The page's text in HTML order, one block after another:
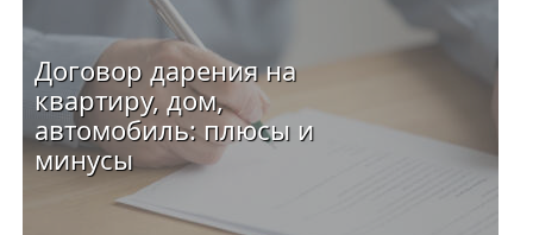
Договор дарения на
квартиру, дом,
автомобиль: плюсы и
минусы